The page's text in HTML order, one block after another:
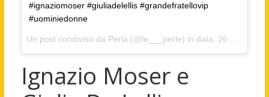
#ignaziomoser #giuliadelellis #grandefratellovip
#uominiedonne
Un post condiviso da Perla (@le___perle) in data: 26 Set 2017 alle ore 06:10 PDT
Ignazio Moser e